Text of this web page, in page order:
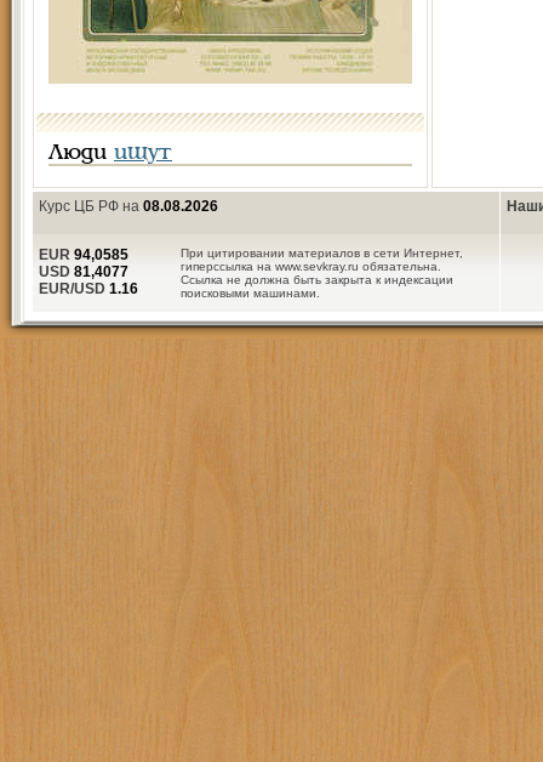
Люди ищут
Курс ЦБ РФ на 08.08.2026
При цитировании материалов в сети Интернет,
гиперссылка на www.sevkray.ru обязательна.
Ссылка не должна быть закрыта к индексации
поисковыми машинами.
EUR 94,0585
USD 81,4077
EUR/USD 1.16